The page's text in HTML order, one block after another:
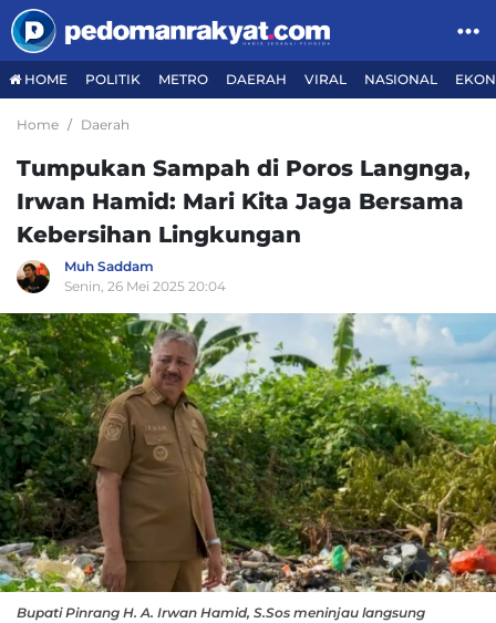
HOME POLITIK METRO DAERAH VIRAL NASIONAL
Home Daerah
Tumpukan Sampah di Poros Langnga,
Irwan Hamid: Mari Kita Jaga Bersama
Kebersihan Lingkungan
Muh Saddam
Senin, 26 Mei 2025 20:04
Bupati Pinrang H. A. Irwan Hamid, S.Sos meninjau langsung